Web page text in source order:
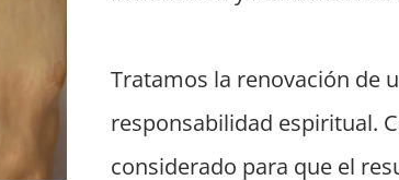
Tratamos la renovación de
responsabilidad espiritual.
considerado para que el